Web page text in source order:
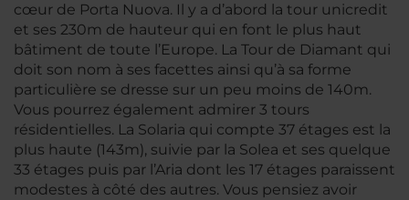
cœur de Porta Nuova. Il y a d’abord la tour unicredit
et ses 230m de hauteur qui en font le plus haut
bâtiment de toute l’Europe. La Tour de Diamant qui
doit son nom à ses facettes ainsi qu’à sa forme
particulière se dresse sur un peu moins de 140m.
Vous pourrez également admirer 3 tours
résidentielles. La Solaria qui compte 37 étages est la
plus haute (143m), suivie par la Solea et ses quelque
33 étages puis par l’Aria dont les 17 étages paraissent
modestes à côté des autres. Vous pensiez avoir